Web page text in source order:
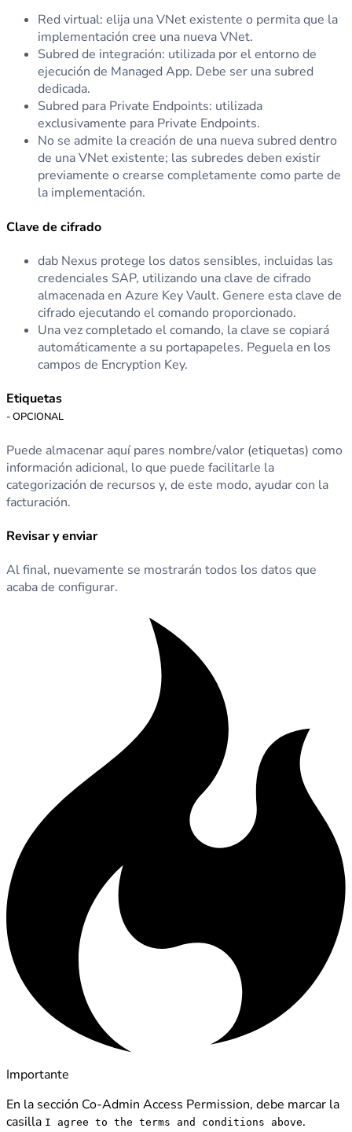
Red virtual: elija una VNet existente o permita que la
implementación cree una nueva VNet.
Subred de integración: utilizada por el entorno de
ejecución de Managed App. Debe ser una subred
dedicada.
Subred para Private Endpoints: utilizada
exclusivamente para Private Endpoints.
No se admite la creación de una nueva subred dentro
de una VNet existente; las subredes deben existir
previamente o crearse completamente como parte de
la implementación.
Clave de cifrado
dab Nexus protege los datos sensibles, incluidas las
credenciales SAP, utilizando una clave de cifrado
almacenada en Azure Key Vault. Genere esta clave de
cifrado ejecutando el comando proporcionado.
Una vez completado el comando, la clave se copiará
automáticamente a su portapapeles. Peguela en los
campos de Encryption Key.
Etiquetas
- OPCIONAL
Puede almacenar aquí pares nombre/valor (etiquetas) como
información adicional, lo que puede facilitarle la
categorización de recursos y, de este modo, ayudar con la
facturación.
Revisar y enviar
Al final, nuevamente se mostrarán todos los datos que
acaba de configurar.
Importante
En la sección Co-Admin Access Permission, debe marcar la
casilla I agree to the terms and conditions above.